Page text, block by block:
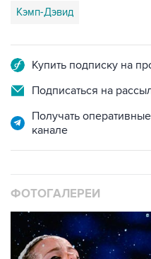
Кэмп-Дэвид
Купить подписку на
Подписаться на
Получать
канале
ФОТОГАЛЕРЕИ